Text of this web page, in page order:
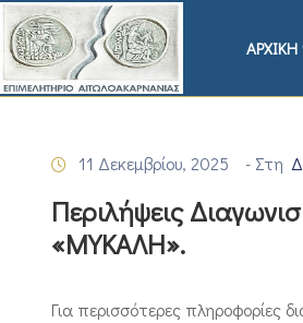
ΑΡΧΙΚΗ
11 Δεκεμβρίου, 2025 - Στη
Περιλήψεις
«ΜΥΚΑΛΗ».
Για περισσότερες